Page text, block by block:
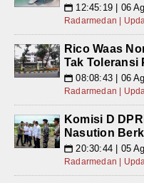
📅 12:45:19 | 06
Radarmedan |
Rico Waas
Tak Toleransi
📅 08:08:43 | 06
Radarmedan |
Komisi D
Nasution
📅 20:30:44 | 05
Radarmedan |